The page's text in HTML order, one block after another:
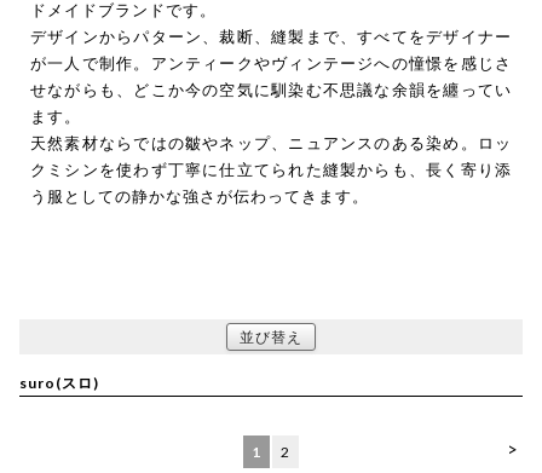
ドメイドブランドです。
デザインからパターン、裁断、縫製まで、すべてをデザイナー
が一人で制作。アンティークやヴィンテージへの憧憬を感じさ
せながらも、どこか今の空気に馴染む不思議な余韻を纏ってい
ます。
天然素材ならではの皺やネップ、ニュアンスのある染め。ロッ
クミシンを使わず丁寧に仕立てられた縫製からも、長く寄り添
う服としての静かな強さが伝わってきます。
並び替え
suro(スロ)
>
1 2